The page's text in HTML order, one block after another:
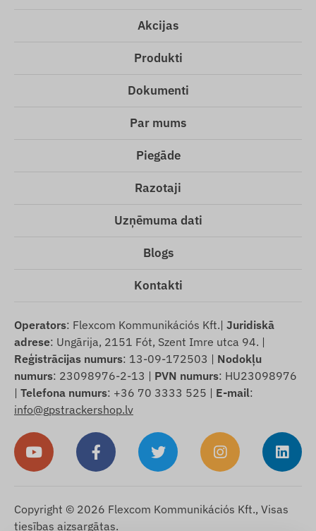
Akcijas
Produkti
Dokumenti
Par mums
Piegāde
Razotaji
Uzņēmuma dati
Blogs
Kontakti
Operators: Flexcom Kommunikációs Kft.| Juridiskā
adrese: Ungārija, 2151 Fót, Szent Imre utca 94. |
Reģistrācijas numurs: 13-09-172503 | Nodokļu
numurs: 23098976-2-13 | PVN numurs: HU23098976
| Telefona numurs: +36 70 3333 525 | E-mail:
info@gpstrackershop.lv
Copyright © 2026 Flexcom Kommunikációs Kft., Visas
tiesības aizsargātas.